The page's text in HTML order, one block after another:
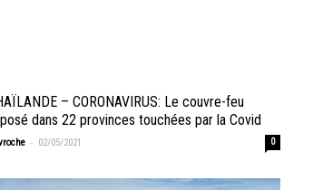
– CORONAVIRUS: Le couvre-feu
dans 22 provinces touchées par la Covid
- 02/05/2021 0